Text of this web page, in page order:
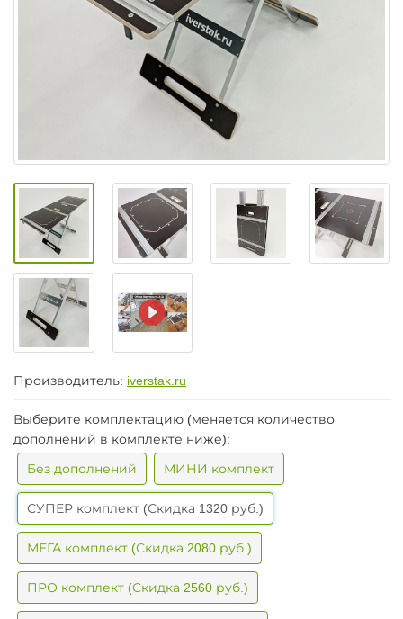
Производитель: iverstak.ru
Выберите комплектацию (меняется количество
дополнений в комплекте ниже):
Без дополнений МИНИ комплект
СУПЕР комплект (Скидка 1320 руб.)
МЕГА комплект (Скидка 2080 руб.)
ПРО комплект (Скидка 2560 руб.)